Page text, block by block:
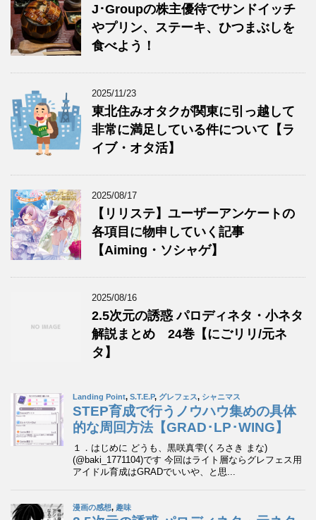
J･Groupの株主優待でサンドイッチ
やプリン、ステーキ、ひつまぶしを
食べよう！
2025/11/23
東北住みオタクが関東に引っ越して
非常に満足している件について【ラ
イブ・オタ活】
2025/08/17
【リリステ】ユーザーアンケートの
各項目に物申していく記事
【Aiming・ソシャゲ】
2025/08/16
2.5次元の誘惑 パロディネタ・小ネタ
解説まとめ 24巻【にごリリ/元ネ
タ】